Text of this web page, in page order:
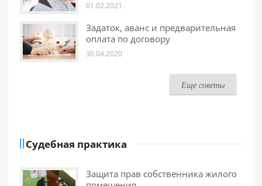
01.02.2021
Задаток, аванс и предварительная
оплата по договору
30.04.2020
Еще советы
Судебная практика
Защита прав собственника жилого